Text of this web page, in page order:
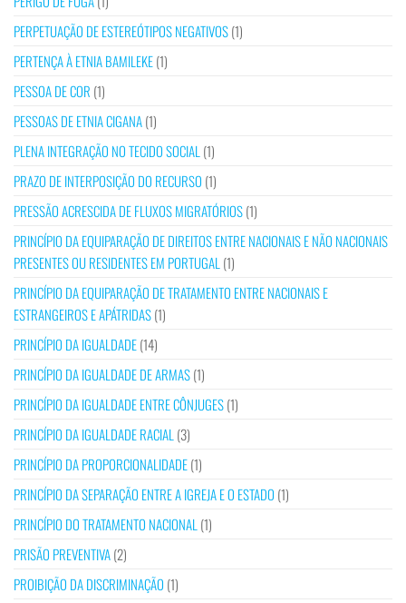
PERPETUAÇÃO DE ESTEREÓTIPOS NEGATIVOS(1)
PERTENÇA À ETNIA BAMILEKE(1)
PESSOA DE COR (1)
PESSOAS DE ETNIA CIGANA(1)
PLENA INTEGRAÇÃO NO TECIDO SOCIAL (1)
PRAZO DE INTERPOSIÇÃO DO RECURSO (1)
PRESSÃO ACRESCIDA DE FLUXOS MIGRATÓRIOS(1)
PRINCÍPIO DA EQUIPARAÇÃO DE DIREITOS ENTRE NACIONAIS E NÃO NACIONAIS
PRESENTES OU RESIDENTES EM PORTUGAL (1)
PRINCÍPIO DA EQUIPARAÇÃO DE TRATAMENTO ENTRE NACIONAIS E
ESTRANGEIROS E APÁTRIDAS(1)
PRINCÍPIO DA IGUALDADE(14)
PRINCÍPIO DA IGUALDADE DE ARMAS(1)
PRINCÍPIO DA IGUALDADE ENTRE CÔNJUGES(1)
PRINCÍPIO DA IGUALDADE RACIAL (3)
PRINCÍPIO DA PROPORCIONALIDADE(1)
PRINCÍPIO DA SEPARAÇÃO ENTRE A IGREJA E O ESTADO (1)
PRINCÍPIO DO TRATAMENTO NACIONAL (1)
PRISÃO PREVENTIVA(2)
PROIBIÇÃO DA DISCRIMINAÇÃO (1)